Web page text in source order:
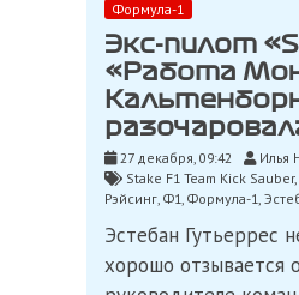
Формула-1
Экс-пилот
«Работа
27 декабря, 09:42
Илья
Stake F1 Team Kick Sauber,
Рэйсинг, Ф1, Формула-1,
Эстебан Гутьеррес
хорошо отзывается